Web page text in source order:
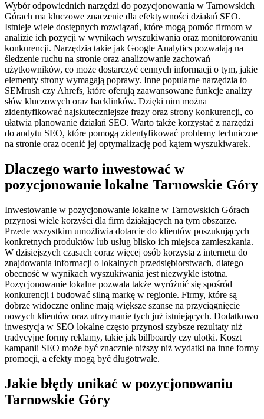
Wybór odpowiednich narzędzi do pozycjonowania w Tarnowskich
Górach ma kluczowe znaczenie dla efektywności działań SEO.
Istnieje wiele dostępnych rozwiązań, które mogą pomóc firmom w
analizie ich pozycji w wynikach wyszukiwania oraz monitorowaniu
konkurencji. Narzędzia takie jak Google Analytics pozwalają na
śledzenie ruchu na stronie oraz analizowanie zachowań
użytkowników, co może dostarczyć cennych informacji o tym, jakie
elementy strony wymagają poprawy. Inne popularne narzędzia to
SEMrush czy Ahrefs, które oferują zaawansowane funkcje analizy
słów kluczowych oraz backlinków. Dzięki nim można
zidentyfikować najskuteczniejsze frazy oraz strony konkurencji, co
ułatwia planowanie działań SEO. Warto także korzystać z narzędzi
do audytu SEO, które pomogą zidentyfikować problemy techniczne
na stronie oraz ocenić jej optymalizację pod kątem wyszukiwarek.
Dlaczego warto inwestować w
pozycjonowanie lokalne Tarnowskie Góry
Inwestowanie w pozycjonowanie lokalne w Tarnowskich Górach
przynosi wiele korzyści dla firm działających na tym obszarze.
Przede wszystkim umożliwia dotarcie do klientów poszukujących
konkretnych produktów lub usług blisko ich miejsca zamieszkania.
W dzisiejszych czasach coraz więcej osób korzysta z internetu do
znajdowania informacji o lokalnych przedsiębiorstwach, dlatego
obecność w wynikach wyszukiwania jest niezwykle istotna.
Pozycjonowanie lokalne pozwala także wyróżnić się spośród
konkurencji i budować silną markę w regionie. Firmy, które są
dobrze widoczne online mają większe szanse na przyciągnięcie
nowych klientów oraz utrzymanie tych już istniejących. Dodatkowo
inwestycja w SEO lokalne często przynosi szybsze rezultaty niż
tradycyjne formy reklamy, takie jak billboardy czy ulotki. Koszt
kampanii SEO może być znacznie niższy niż wydatki na inne formy
promocji, a efekty mogą być długotrwałe.
Jakie błędy unikać w pozycjonowaniu
Tarnowskie Góry